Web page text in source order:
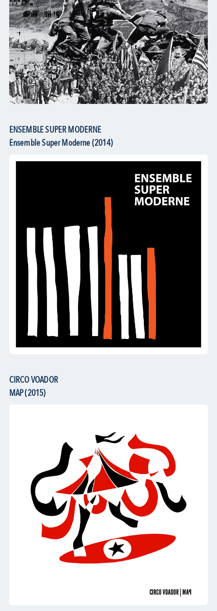
ENSEMBLE SUPER MODERNE
Ensemble Super Moderne (2014)
CIRCO VOADOR
MAP (2015)